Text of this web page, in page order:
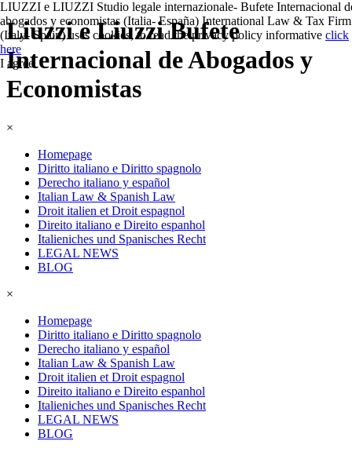
LIUZZI e LIUZZI Studio legale internazionale- Bufete Internacional
abogados y economistas (Italia- España) International Law & Tax Firm
(Italy- Spain) uses cookies, to read the privacy policy informative click
here
I agree
Liuzzi e Liuzzi Bufete
Internacional de Abogados y
Economistas
×
Homepage
Diritto italiano e Diritto spagnolo
Derecho italiano y español
Italian Law & Spanish Law
Droit italien et Droit espagnol
Direito italiano e Direito espanhol
Italieniches und Spanisches Recht
LEGAL NEWS
BLOG
×
Homepage
Diritto italiano e Diritto spagnolo
Derecho italiano y español
Italian Law & Spanish Law
Droit italien et Droit espagnol
Direito italiano e Direito espanhol
Italieniches und Spanisches Recht
LEGAL NEWS
BLOG